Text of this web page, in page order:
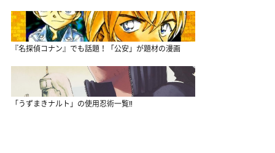
『名探偵コナン』でも話題！「公安」が題材の漫画
「うずまきナルト」の使用忍術一覧‼